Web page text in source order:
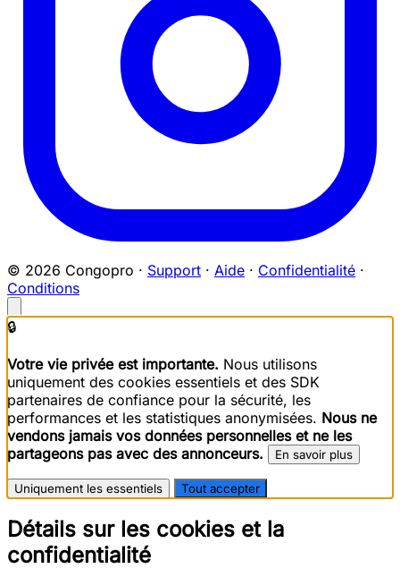
© 2026 Congopro · Support · Aide · Confidentialité ·
Conditions
🔒
Votre vie privée est importante. Nous utilisons
uniquement des cookies essentiels et des SDK
partenaires de confiance pour la sécurité, les
performances et les statistiques anonymisées. Nous ne
vendons jamais vos données personnelles et ne les
partageons pas avec des annonceurs.
En savoir plus
Uniquement les essentiels Tout accepter
Détails sur les cookies et la
confidentialité